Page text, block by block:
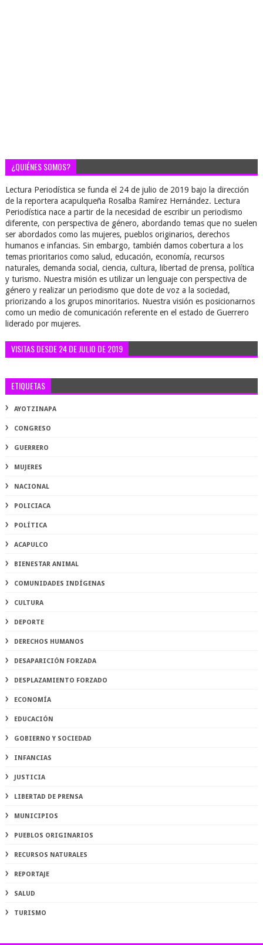
¿QUIÉNES SOMOS?
Lectura Periodística se funda el 24 de julio de 2019 bajo la dirección
de la reportera acapulqueña Rosalba Ramírez Hernández. Lectura
Periodística nace a partir de la necesidad de escribir un periodismo
diferente, con perspectiva de género, abordando temas que no suelen
ser abordados como las mujeres, pueblos originarios, derechos
humanos e infancias. Sin embargo, también damos cobertura a los
temas prioritarios como salud, educación, economía, recursos
naturales, demanda social, ciencia, cultura, libertad de prensa, política
y turismo. Nuestra misión es utilizar un lenguaje con perspectiva de
género y realizar un periodismo que dote de voz a la sociedad,
priorizando a los grupos minoritarios. Nuestra visión es posicionarnos
como un medio de comunicación referente en el estado de Guerrero
liderado por mujeres.
VISITAS DESDE 24 DE JULIO DE 2019
ETIQUETAS
AYOTZINAPA
CONGRESO
GUERRERO
MUJERES
NACIONAL
POLICIACA
POLÍTICA
ACAPULCO
BIENESTAR ANIMAL
COMUNIDADES INDÍGENAS
CULTURA
DEPORTE
DERECHOS HUMANOS
DESAPARICIÓN FORZADA
DESPLAZAMIENTO FORZADO
ECONOMÍA
EDUCACIÓN
GOBIERNO Y SOCIEDAD
INFANCIAS
JUSTICIA
LIBERTAD DE PRENSA
MUNICIPIOS
PUEBLOS ORIGINARIOS
RECURSOS NATURALES
REPORTAJE
SALUD
TURISMO